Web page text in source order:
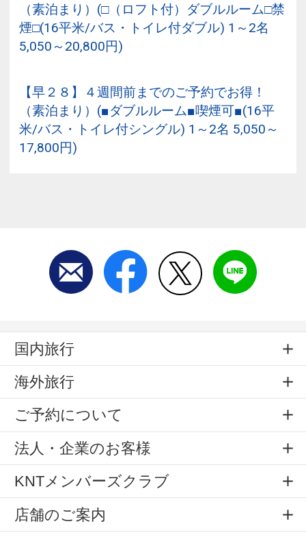
（素泊まり）(□（ロフト付）ダブルルーム□禁
煙□(16平米/バス・トイレ付ダブル) 1～2名
5,050～20,800円)
【早２８】４週間前までのご予約でお得！
（素泊まり）(■ダブルルーム■喫煙可■(16平
米/バス・トイレ付シングル) 1～2名 5,050～
17,800円)
国内旅行
海外旅行
ご予約について
法人・企業のお客様
KNTメンバーズクラブ
店舗のご案内